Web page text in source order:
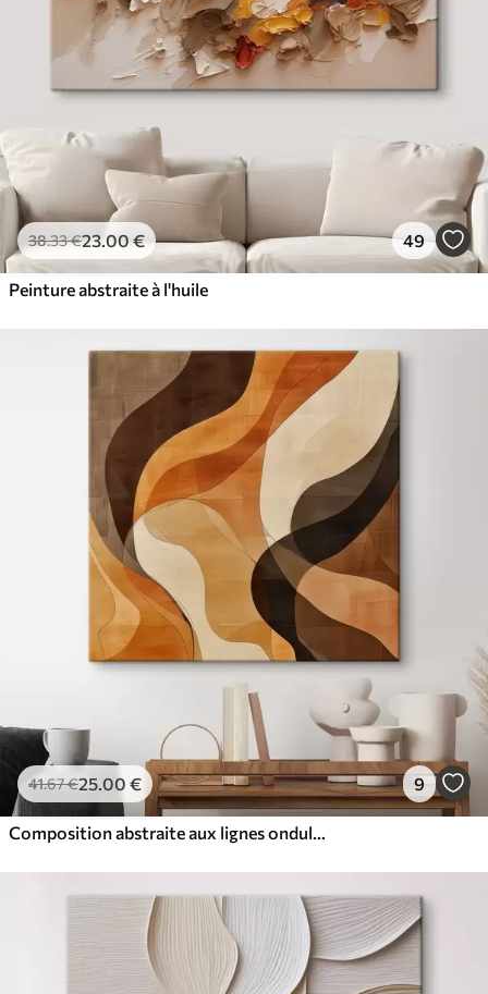
38.33€23.00€ 49
Peinture abstraite à l'huile
41.67€25.00 € 9
Composition abstraite aux lignes ondulées dynamiques, dans une palette de tons brun terre cuite